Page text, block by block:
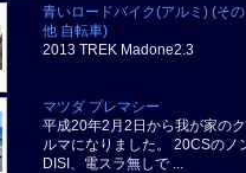
青いロードバイク(アルミ) (その
他 自転車)
2013 TREK Madone2.3
マツダ プレマシー
平成20年2月2日から我が家のク
ルマになりました。 20CSのノ
DISI、電スラ無しで ...